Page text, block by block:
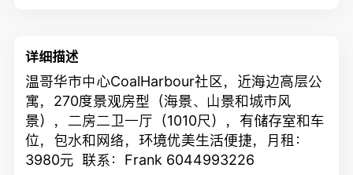
详细描述
温哥华市中心CoalHarbour社区，近海边高层公
寓，270度景观房型（海景、山景和城市风
景），二房二卫一厅（1010尺），有储存室和车
位，包水和网络，环境优美生活便捷，月租：
3980元 联系：Frank 6044993226